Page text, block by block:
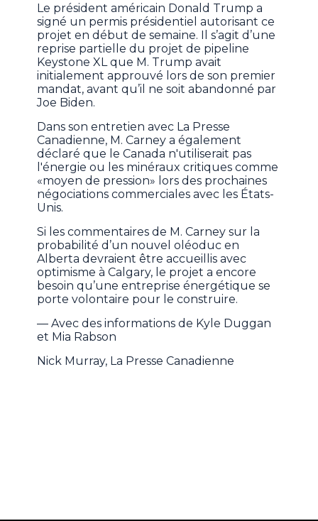
Le président américain Donald Trump a
signé un permis présidentiel autorisant ce
projet en début de semaine. Il s’agit d’une
reprise partielle du projet de pipeline
Keystone XL que M. Trump avait
initialement approuvé lors de son premier
mandat, avant qu’il ne soit abandonné par
Joe Biden.
Dans son entretien avec La Presse
Canadienne, M. Carney a également
déclaré que le Canada n'utiliserait pas
l'énergie ou les minéraux critiques comme
«moyen de pression» lors des prochaines
négociations commerciales avec les États-
Unis.
Si les commentaires de M. Carney sur la
probabilité d’un nouvel oléoduc en
Alberta devraient être accueillis avec
optimisme à Calgary, le projet a encore
besoin qu’une entreprise énergétique se
porte volontaire pour le construire.
— Avec des informations de Kyle Duggan
et Mia Rabson
Nick Murray, La Presse Canadienne